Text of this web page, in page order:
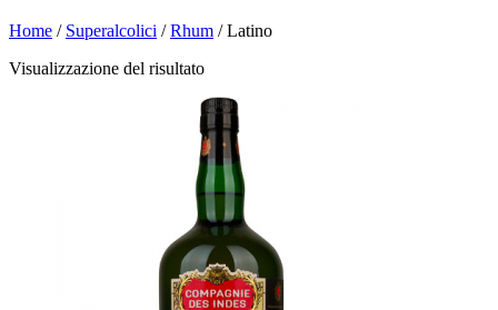
Home / Superalcolici /Rhum / Latino
Visualizzazione del risultato